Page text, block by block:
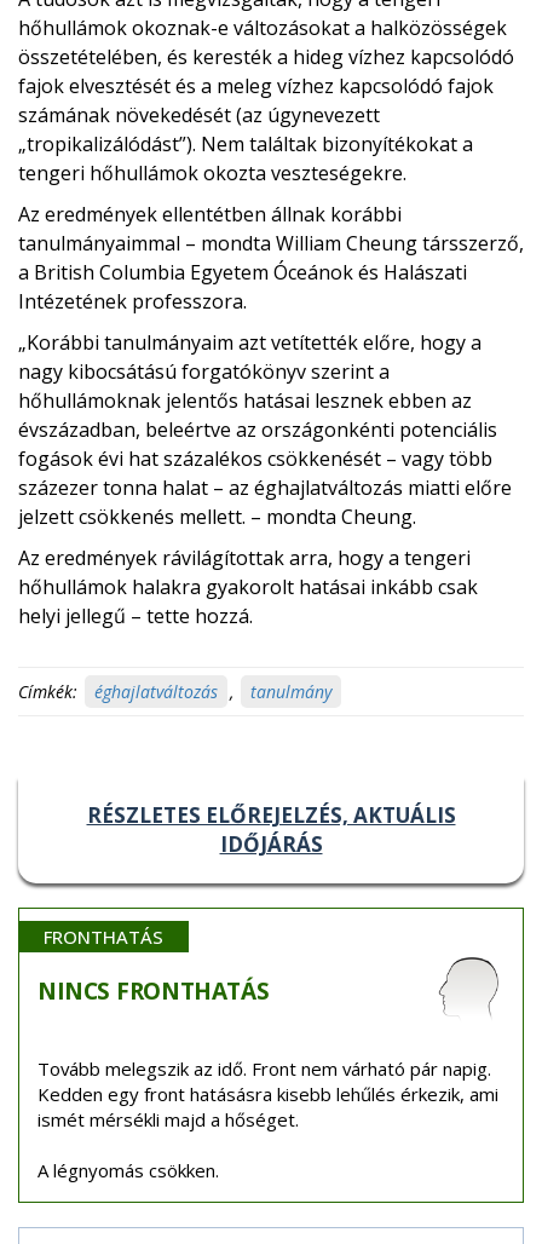
hőhullámok okoznak-e változásokat a halközösségek
összetételében, és keresték a hideg vízhez kapcsolódó
fajok elvesztését és a meleg vízhez kapcsolódó fajok
számának növekedését (az úgynevezett
„tropikalizálódást”). Nem találtak bizonyítékokat a
tengeri hőhullámok okozta veszteségekre.
Az eredmények ellentétben állnak korábbi
tanulmányaimmal – mondta William Cheung társszerző,
a British Columbia Egyetem Óceánok és Halászati ​​
Intézetének professzora.
„Korábbi tanulmányaim azt vetítették előre, hogy a
nagy kibocsátású forgatókönyv szerint a
hőhullámoknak jelentős hatásai lesznek ebben az
évszázadban, beleértve az országonkénti potenciális
fogások évi hat százalékos csökkenését – vagy több
százezer tonna halat – az éghajlatváltozás miatti előre
jelzett csökkenés mellett. – mondta Cheung.
Az eredmények rávilágítottak arra, hogy a tengeri
hőhullámok halakra gyakorolt ​​hatásai inkább csak
helyi jellegű – tette hozzá.
Címkék: éghajlatváltozás , tanulmány
RÉSZLETES ELŐREJELZÉS, AKTUÁLIS
IDŐJÁRÁS
FRONTHATÁS
NINCS FRONTHATÁS
Tovább melegszik az idő. Front nem várható pár napig.
Kedden egy front hatásásra kisebb lehűlés érkezik, ami
ismét mérsékli majd a hőséget.
A légnyomás csökken.